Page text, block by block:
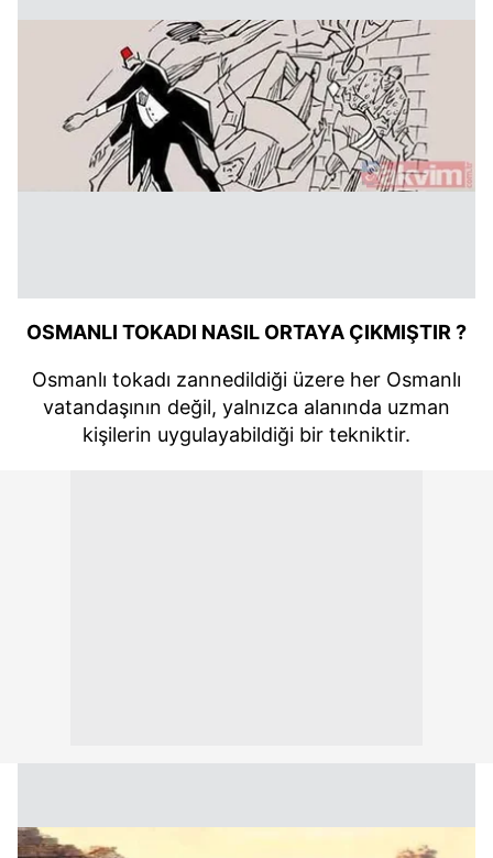
OSMANLI TOKADI NASIL ORTAYA ÇIKMIŞTIR ?
Osmanlı tokadı zannedildiği üzere her Osmanlı
vatandaşının değil, yalnızca alanında uzman
kişilerin uygulayabildiği bir tekniktir.